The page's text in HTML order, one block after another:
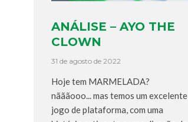
ANÁLISE – AYO THE
CLOWN
31 de agosto de 2022
Hoje tem MARMELADA?
nãããooo... mas temos um excelente
jogo de plataforma, com uma